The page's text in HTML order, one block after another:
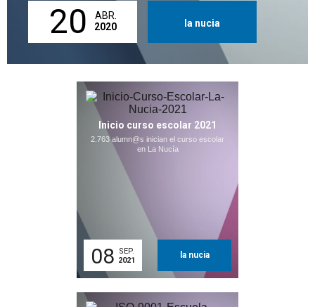
20
ABR.
2020
la nucia
Inicio curso escolar 2021
2.763 alumn@s inician el curso escolar
en La Nucía
08
SEP.
2021
la nucia